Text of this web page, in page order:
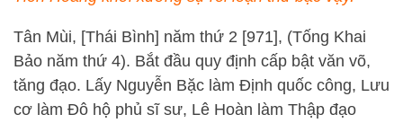
Tân Mùi, [Thái Bình] năm thứ 2 [971], (Tống Khai
Bảo năm thứ 4). Bắt đầu quy định cấp bật văn võ,
tăng đạo. Lấy Nguyễn Bặc làm Định quốc công, Lưu
cơ làm Đô hộ phủ sĩ sư, Lê Hoàn làm Thập đạo